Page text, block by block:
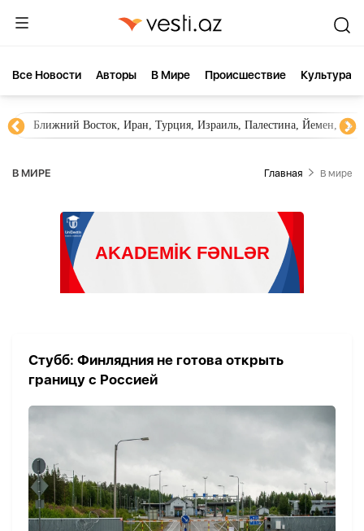
Все Новости Aвторы В Мире Происшествие Культура
Ближний Восток, Иран, Турция, Израиль, Палестина, Йемен,
В МИРЕ Главная В мире
Стубб: Финлядния не готова открыть
границу с Россией